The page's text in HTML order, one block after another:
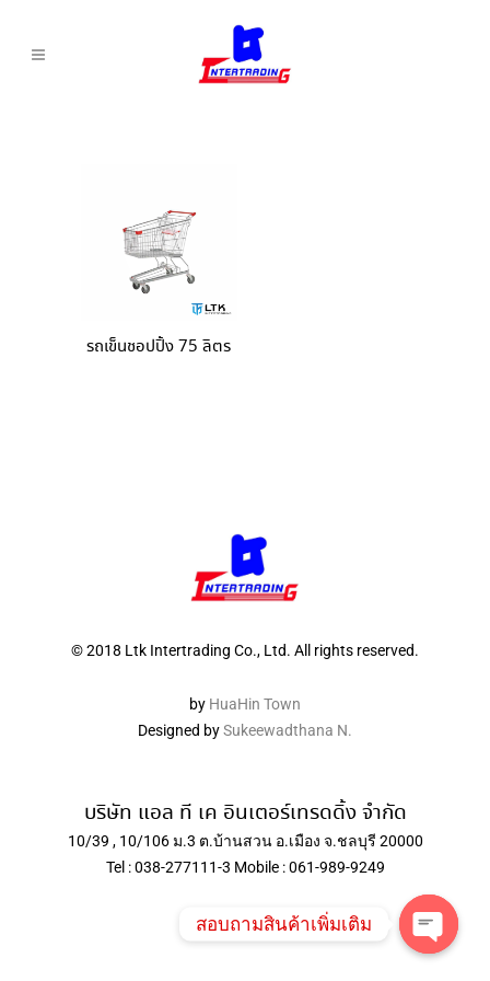
รถเข็นชอปปิ้ง 75 ลิตร
© 2018 Ltk Intertrading Co., Ltd. All rights reserved.
by HuaHin Town
Designed bySukeewadthana N.
บริษัท แอล ที เค อินเตอร์เทรดดิ้ง จำกัด
10/39 , 10/106 ม.3 ต.บ้านสวน อ.เมือง จ.ชลบุรี 20000
Tel : 038-277111-3 Mobile : 061-989-9249
สอบถามสินค้าเพิ่มเติม
Open